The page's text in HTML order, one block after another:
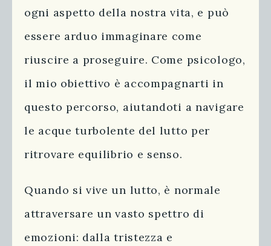
ogni aspetto della nostra vita, e può
essere arduo immaginare come
riuscire a proseguire. Come psicologo,
il mio obiettivo è accompagnarti in
questo percorso, aiutandoti a navigare
le acque turbolente del lutto per
ritrovare equilibrio e senso.
Quando si vive un lutto, è normale
attraversare un vasto spettro di
emozioni: dalla tristezza e